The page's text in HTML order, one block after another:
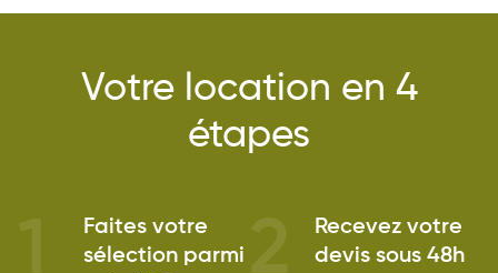
Votre location en 4
étapes
Faites votre
sélection parmi
Recevez votre
devis sous 48h